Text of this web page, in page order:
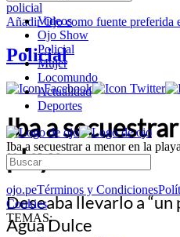
Videos
Ojo Show
Policial
Mujer
Locomundo
Actualidad
Deportes
Iba a secuestrar a menor en la playa
ojo.peTérminos y Condiciones
Cookies
TEMAS:
policial
AñadirOjocomo fuente preferida
Policial
Iba a
playa
Deseaba llevarlo a “un
Agua Dulce